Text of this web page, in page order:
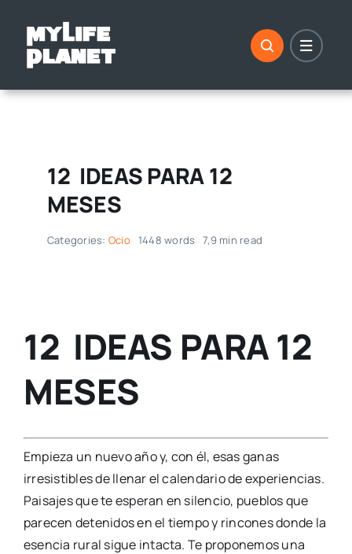
contenido
12 IDEAS PARA 12
MESES
Categories: Ocio 1448 words 7,9 min read
12 IDEAS PARA 12
MESES
Empieza un nuevo año y, con él, esas ganas
irresistibles de llenar el calendario de experiencias.
Paisajes que te esperan en silencio, pueblos que
parecen detenidos en el tiempo y rincones donde la
esencia rural sigue intacta. Te proponemos una